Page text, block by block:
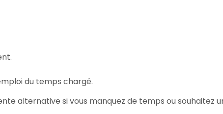
du temps chargé.
alternative si vous manquez de temps ou souhaitez